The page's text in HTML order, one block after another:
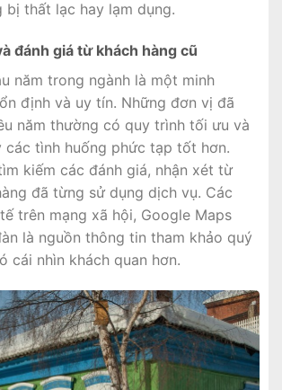
bị thất lạc hay lạm dụng.
đánh giá từ khách hàng cũ
năm trong ngành là một minh
định và uy tín. Những đơn vị đã
năm thường có quy trình tối ưu và
các tình huống phức tạp tốt hơn.
kiếm các đánh giá, nhận xét từ
đã từng sử dụng dịch vụ. Các
trên mạng xã hội, Google Maps
là nguồn thông tin tham khảo quý
cái nhìn khách quan hơn.